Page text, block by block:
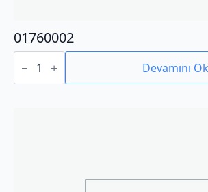
01760002
01760002
adet Devamını